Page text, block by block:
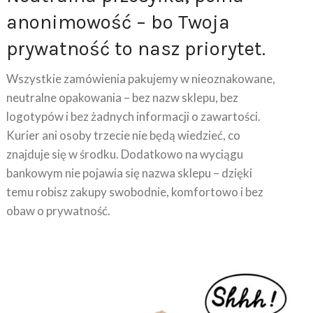
anonimowość – bo Twoja
prywatność to nasz priorytet.
Wszystkie zamówienia pakujemy w nieoznakowane,
neutralne opakowania – bez nazw sklepu, bez
logotypów i bez żadnych informacji o zawartości.
Kurier ani osoby trzecie nie będą wiedzieć, co
znajduje się w środku. Dodatkowo na wyciągu
bankowym nie pojawia się nazwa sklepu – dzięki
temu robisz zakupy swobodnie, komfortowo i bez
obaw o prywatność.